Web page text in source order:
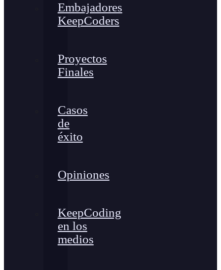
Embajadores
KeepCoders
Proyectos
Finales
Casos
de
éxito
Opiniones
KeepCoding
en los
medios